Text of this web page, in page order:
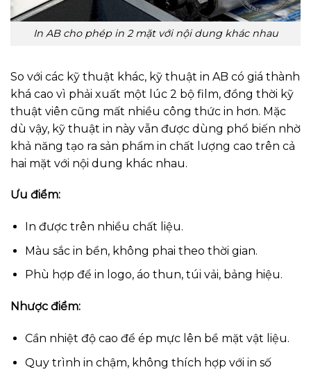
In AB cho phép in 2 mặt với nội dung khác nhau
So với các kỹ thuật khác, kỹ thuật in AB có giá thành
khá cao vì phải xuất một lúc 2 bộ film, đồng thời kỹ
thuật viên cũng mất nhiều công thức in hơn. Mặc
dù vậy, kỹ thuật in này vẫn được dùng phổ biến nhờ
khả năng tạo ra sản phẩm in chất lượng cao trên cả
hai mặt với nội dung khác nhau.
Ưu điểm:
In được trên nhiều chất liệu.
Màu sắc in bền, không phai theo thời gian.
Phù hợp để in logo, áo thun, túi vải, bảng hiệu.
Nhược điểm:
Cần nhiệt độ cao để ép mực lên bề mặt vật liệu.
Quy trình in chậm, không thích hợp với in số